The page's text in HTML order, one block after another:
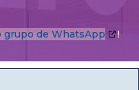
grupo de WhatsApp
!